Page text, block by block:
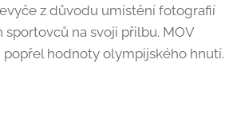
z důvodu umístění fotografií
sportovců na svoji přilbu. MOV
hodnoty olympijského hnutí.